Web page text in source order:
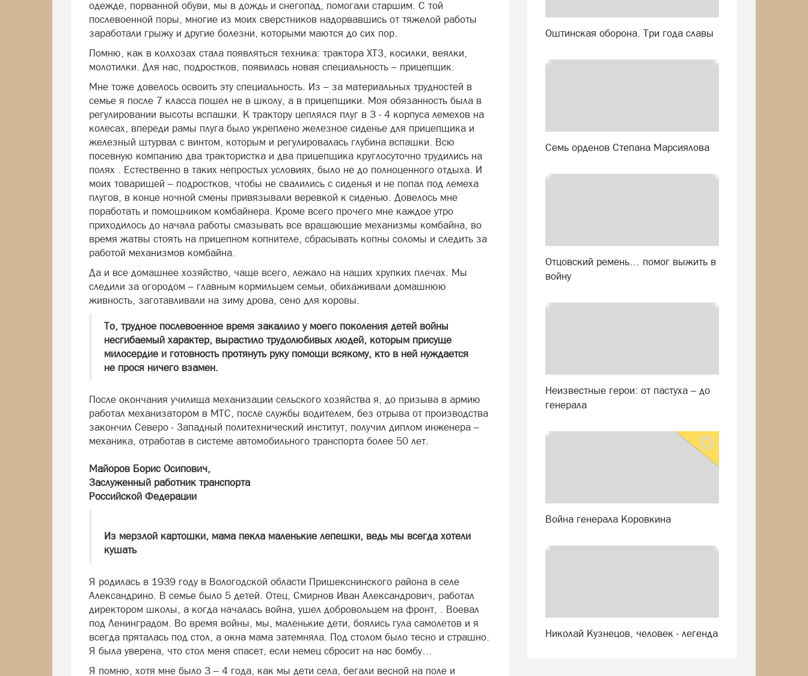
одежде, порванной обуви, мы в дождь и снегопад, помогали старшим. С той
послевоенной поры, многие из моих сверстников надорвавшись от тяжелой работы
заработали грыжу и другие болезни, которыми маются до сих пор.
Помню, как в колхозах стала появляться техника: трактора ХТЗ, косилки, веялки,
молотилки. Для нас, подростков, появилась новая специальность – прицепщик.
Мне тоже довелось освоить эту специальность. Из – за материальных трудностей в
семье я после 7 класса пошел не в школу, а в прицепщики. Моя обязанность была в
регулировании высоты вспашки. К трактору цеплялся плуг в 3 - 4 корпуса лемехов на
колесах, впереди рамы плуга было укреплено железное сиденье для прицепщика и
железный штурвал с винтом, которым и регулировалась глубина вспашки. Всю
посевную компанию два трактористка и два прицепщика круглосуточно трудились на
полях . Естественно в таких непростых условиях, было не до полноценного отдыха. И
моих товарищей – подростков, чтобы не свалились с сиденья и не попал под лемеха
плугов, в конце ночной смены привязывали веревкой к сиденью. Довелось мне
поработать и помощником комбайнера. Кроме всего прочего мне каждое утро
приходилось до начала работы смазывать все вращающие механизмы комбайна, во
время жатвы стоять на прицепном копнителе, сбрасывать копны соломы и следить за
работой механизмов комбайна.
Да и все домашнее хозяйство, чаще всего, лежало на наших хрупких плечах. Мы
следили за огородом – главным кормильцем семьи, обихаживали домашнюю
живность, заготавливали на зиму дрова, сено для коровы.
То, трудное послевоенное время закалило у моего поколения детей войны
несгибаемый характер, вырастило трудолюбивых людей, которым присуще
милосердие и готовность протянуть руку помощи всякому, кто в ней нуждается
не прося ничего взамен.
После окончания училища механизации сельского хозяйства я, до призыва в армию
работал механизатором в МТС, после службы водителем, без отрыва от производства
закончил Северо - Западный политехнический институт, получил диплом инженера –
механика, отработав в системе автомобильного транспорта более 50 лет.
Майоров Борис Осипович,
Заслуженный работник транспорта
Российской Федерации
Из мерзлой картошки, мама пекла маленькие лепешки, ведь мы всегда хотели
кушать
Я родилась в 1939 году в Вологодской области Пришекснинского района в селе
Александрино. В семье было 5 детей. Отец, Смирнов Иван Александрович, работал
директором школы, а когда началась война, ушел добровольцем на фронт, . Воевал
под Ленинградом. Во время войны, мы, маленькие дети, боялись гула самолетов и я
всегда пряталась под стол, а окна мама затемняла. Под столом было тесно и страшно.
Я была уверена, что стол меня спасет, если немец сбросит на нас бомбу…
Я помню, хотя мне было 3 – 4 года, как мы дети села, бегали весной на поле и
Оштинская оборона. Три года славы
Семь орденов Степана Марсиялова
Отцовский ремень… помог выжить в
войну
Неизвестные герои: от пастуха – до
генерала
Война генерала Коровкина
Николай Кузнецов, человек - легенда